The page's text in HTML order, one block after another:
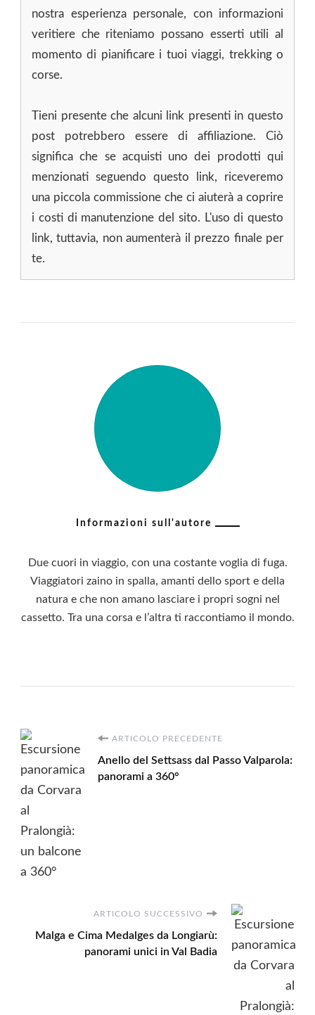
nostra esperienza personale, con informazioni
veritiere che riteniamo possano esserti utili al
momento di pianificare i tuoi viaggi, trekking o
corse.
Tieni presente che alcuni link presenti in questo
post potrebbero essere di affiliazione. Ciò
significa che se acquisti uno dei prodotti qui
menzionati seguendo questo link, riceveremo
una piccola commissione che ci aiuterà a coprire
i costi di manutenzione del sito. L'uso di questo
link, tuttavia, non aumenterà il prezzo finale per
te.
Informazioni sull'autore
Due cuori in viaggio, con una costante voglia di fuga.
Viaggiatori zaino in spalla, amanti dello sport e della
natura e che non amano lasciare i propri sogni nel
cassetto. Tra una corsa e l’altra ti raccontiamo il mondo.
Navigazione
articoli
ARTICOLO PRECEDENTE
Anello del Settsass dal Passo Valparola:
panorami a 360°
ARTICOLO SUCCESSIVO
Malga e Cima Medalges da Longiarù:
panorami unici in Val Badia